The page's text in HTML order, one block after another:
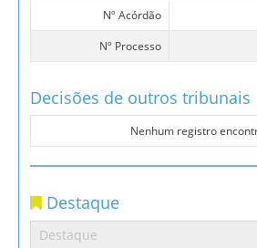
Nº Acórdão
Nº Processo
Decisões de outros tribunais
Nenhum registro
Destaque